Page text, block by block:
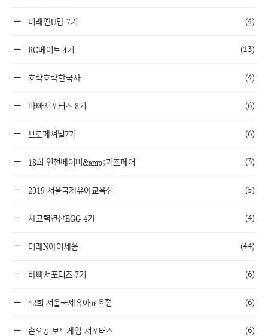
미래엔U맘 7기 (4)
RG메이트 4기 (13)
호락호락한국사 (4)
바빠서포터즈 8기 (6)
브로페셔널7기 (6)
18회 인천베이비&amp;키즈페어 (3)
2019 서울국제유아교육전 (5)
사고력연산EGG 4기 (4)
미래N아이세움 (44)
바빠서포터즈 7기 (6)
42회 서울국제유아교육전 (6)
손오공 보드게임 서포터즈 (6)